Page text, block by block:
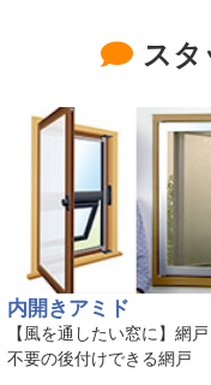
スタ
内開きアミド
【風を通したい窓に】網
不要の後付けできる網戸